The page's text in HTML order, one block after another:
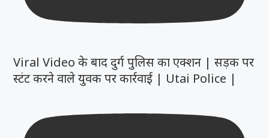
Viral Video के बाद दुर्ग पुलिस का एक्शन | सड़क पर
स्टंट करने वाले युवक पर कार्रवाई | Utai Police |